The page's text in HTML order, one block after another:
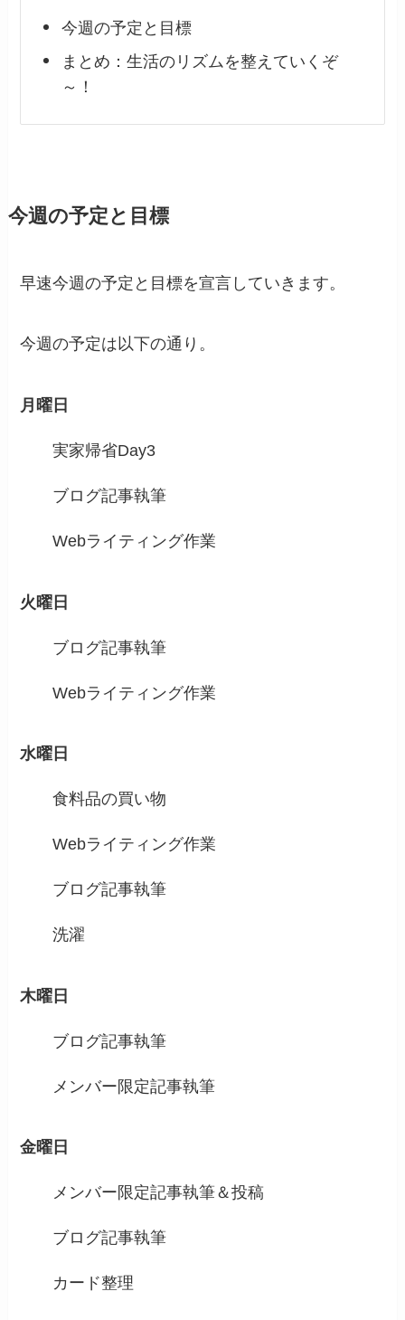
今週の予定と目標
まとめ：生活のリズムを整えていくぞ
～！
今週の予定と目標
早速今週の予定と目標を宣言していきます。
今週の予定は以下の通り。
月曜日
実家帰省Day3
ブログ記事執筆
Webライティング作業
火曜日
ブログ記事執筆
Webライティング作業
水曜日
食料品の買い物
Webライティング作業
ブログ記事執筆
洗濯
木曜日
ブログ記事執筆
メンバー限定記事執筆
金曜日
メンバー限定記事執筆＆投稿
ブログ記事執筆
カード整理